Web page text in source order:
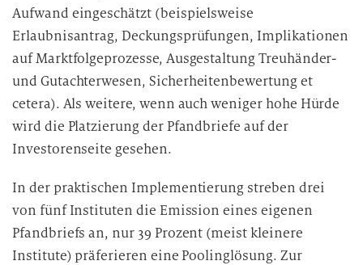
Aufwand eingeschätzt (beispielsweise
Erlaubnisantrag, Deckungsprüfungen, Implikationen
auf Marktfolgeprozesse, Ausgestaltung Treuhänder-
und Gutachterwesen, Sicherheitenbewertung et
cetera). Als weitere, wenn auch weniger hohe Hürde
wird die Platzierung der Pfandbriefe auf der
Investorenseite gesehen.
In der praktischen Implementierung streben drei
von fünf Instituten die Emission eines eigenen
Pfandbriefs an, nur 39 Prozent (meist kleinere
Institute) präferieren eine Poolinglösung. Zur